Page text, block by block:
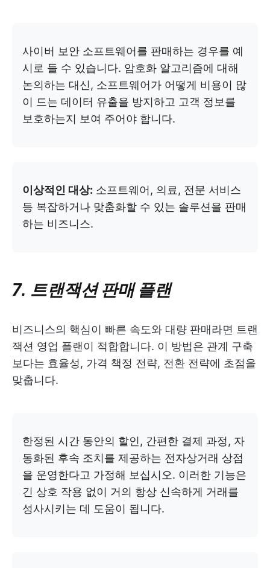
사이버 보안 소프트웨어를 판매하는 경우를 예
시로 들 수 있습니다. 암호화 알고리즘에 대해
논의하는 대신, 소프트웨어가 어떻게 비용이 많
이 드는 데이터 유출을 방지하고 고객 정보를
보호하는지 보여 주어야 합니다.
이상적인 대상: 소프트웨어, 의료, 전문 서비스
등 복잡하거나 맞춤화할 수 있는 솔루션을 판매
하는 비즈니스.
7. 트랜잭션 판매 플랜
비즈니스의 핵심이 빠른 속도와 대량 판매라면 트랜
잭션 영업 플랜이 적합합니다. 이 방법은 관계 구축
보다는 효율성, 가격 책정 전략, 전환 전략에 초점을
맞춥니다.
한정된 시간 동안의 할인, 간편한 결제 과정, 자
동화된 후속 조치를 제공하는 전자상거래 상점
을 운영한다고 가정해 보십시오. 이러한 기능은
긴 상호 작용 없이 거의 항상 신속하게 거래를
성사시키는 데 도움이 됩니다.